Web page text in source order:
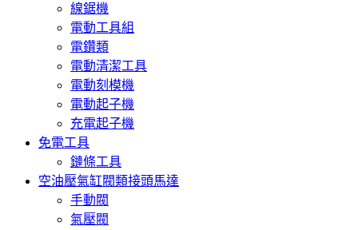
線鋸機
電動工具組
電鑽類
電動清潔工具
電動刻模機
電動起子機
充電起子機
免電工具
鏈條工具
空油壓氣缸閥類接頭馬達
手動閥
氣壓閥